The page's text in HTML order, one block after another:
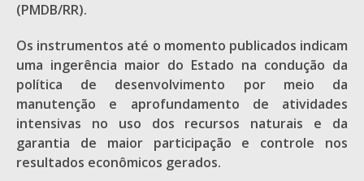
(PMDB/RR).
Os instrumentos até o momento publicados indicam
uma ingerência maior do Estado na condução da
política de desenvolvimento por meio da
manutenção e aprofundamento de atividades
intensivas no uso dos recursos naturais e da
garantia de maior participação e controle nos
resultados econômicos gerados.